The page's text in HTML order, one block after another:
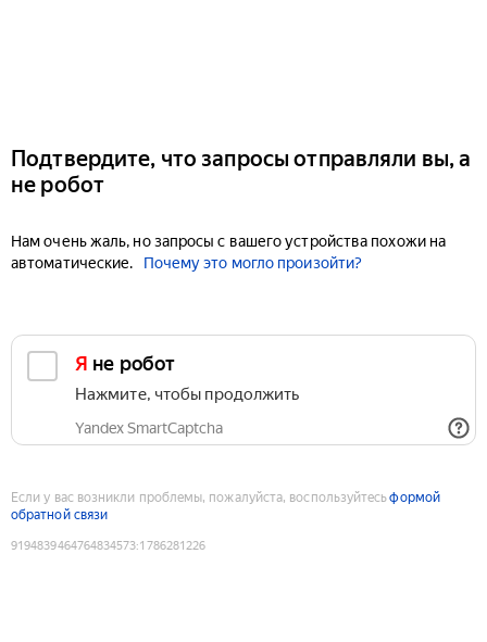
Подтвердите, что запросы отправляли вы, а
не робот
Нам очень жаль, но запросы с вашего устройства похожи на
автоматические.
Почему это могло произойти?
Я не робот
Нажмите, чтобы продолжить
Yandex SmartCaptcha
Если у вас возникли проблемы, пожалуйста, воспользуйтесьформой
обратной связи
9194839464764834573:1786281226